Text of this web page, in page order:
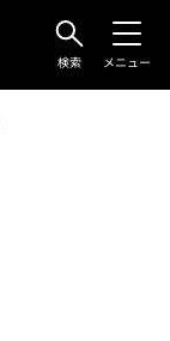
検索 メニュー